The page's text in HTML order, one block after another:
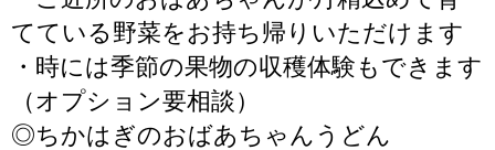
てている野菜をお持ち帰りいただけます
・時には季節の果物の収穫体験もできます
（オプション要相談）
◎ちかはぎのおばあちゃんうどん